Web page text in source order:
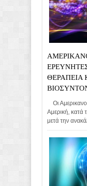
ΘΕΡΑΠΕΙΑ
Οι
Αμερική, κατά
μετά την